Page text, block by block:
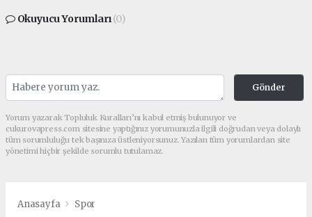
Okuyucu Yorumları(0)
Gönder
Yorum yazarak Topluluk Kuralları’nı kabul etmiş bulunuyor ve
cukurovapress.com sitesine yaptığınız yorumunuzla ilgili doğrudan veya dolaylı
tüm sorumluluğu tek başınıza üstleniyorsunuz. Yazılan tüm yorumlardan site
yönetimi hiçbir şekilde sorumlu tutulamaz.
Anasayfa Spor